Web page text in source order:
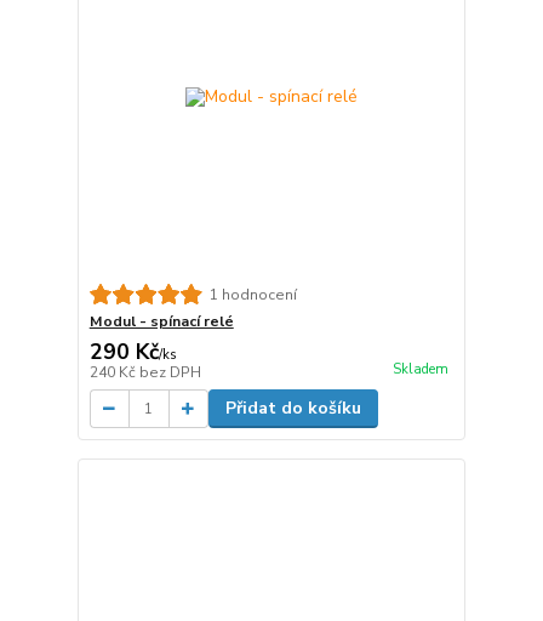
1 hodnocení
Modul - spínací relé
290 Kč/ks
240 Kč bez DPH Skladem
Přidat do košíku